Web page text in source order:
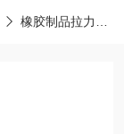
橡胶制品拉力试验机